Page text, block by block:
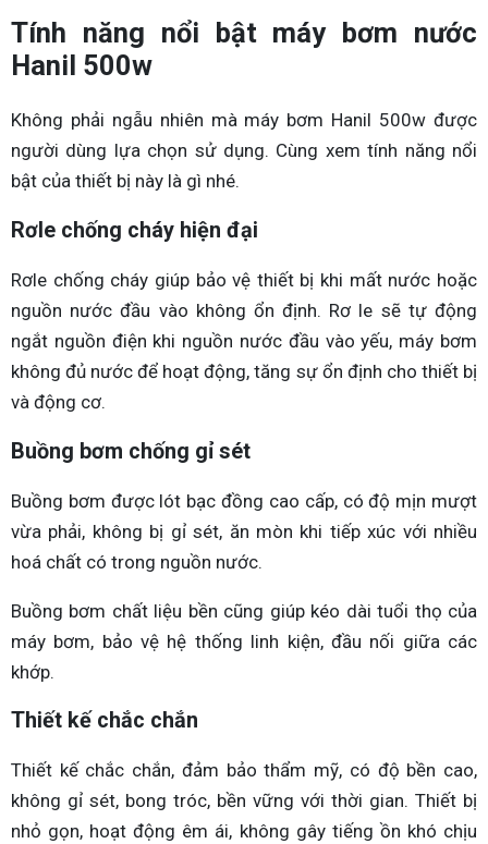
Tính năng nổi bật máy bơm nước
Hanil 500w
Không phải ngẫu nhiên mà máy bơm Hanil 500w được
người dùng lựa chọn sử dụng. Cùng xem tính năng nổi
bật của thiết bị này là gì nhé.
Rơle chống cháy hiện đại
Rơle chống cháy giúp bảo vệ thiết bị khi mất nước hoặc
nguồn nước đầu vào không ổn định. Rơ le sẽ tự động
ngắt nguồn điện khi nguồn nước đầu vào yếu, máy bơm
không đủ nước để hoạt động, tăng sự ổn định cho thiết bị
và động cơ.
Buồng bơm chống gỉ sét
Buồng bơm được lót bạc đồng cao cấp, có độ mịn mượt
vừa phải, không bị gỉ sét, ăn mòn khi tiếp xúc với nhiều
hoá chất có trong nguồn nước.
Buồng bơm chất liệu bền cũng giúp kéo dài tuổi thọ của
máy bơm, bảo vệ hệ thống linh kiện, đầu nối giữa các
khớp.
Thiết kế chắc chắn
Thiết kế chắc chắn, đảm bảo thẩm mỹ, có độ bền cao,
không gỉ sét, bong tróc, bền vững với thời gian. Thiết bị
nhỏ gọn, hoạt động êm ái, không gây tiếng ồn khó chịu